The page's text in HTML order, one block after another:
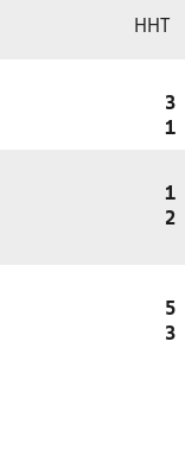
HHT
3
1
1
2
5
3